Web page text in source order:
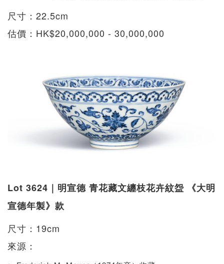
尺寸：22.5cm
估價：HK$20,000,000 - 30,000,000
Lot 3624｜明宣德 青花藏文纏枝花卉紋盌 《大明
宣德年製》款
尺寸：19cm
來源：